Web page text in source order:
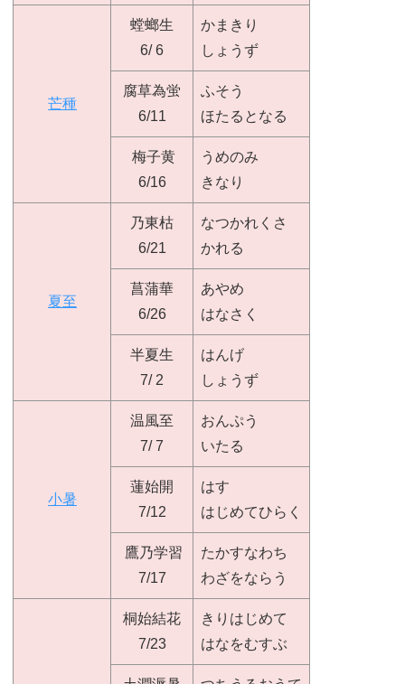
芒種
螳螂生
6/ 6
かまきり
しょうず
腐草為蛍
6/11
ふそう
ほたるとなる
梅子黄
6/16
うめのみ
きなり
夏至
乃東枯
6/21
なつかれくさ
かれる
菖蒲華
6/26
あやめ
はなさく
半夏生
7/ 2
はんげ
しょうず
小暑
温風至
7/ 7
おんぷう
いたる
蓮始開
7/12
はす
はじめてひらく
鷹乃学習
7/17
たかすなわち
わざをならう
桐始結花
7/23
きりはじめて
はなをむすぶ